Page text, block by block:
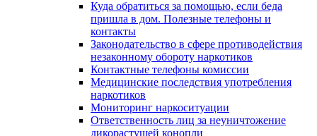
Куда обратиться за помощью, если беда
пришла в дом. Полезные телефоны и
контакты
Законодательство в сфере противодействия
незаконному обороту наркотиков
Контактные телефоны комиссии
Медицинские последствия употребления
наркотиков
Мониторинг наркоситуации
Ответственность лиц за неуничтожение
дикорастущей конопли